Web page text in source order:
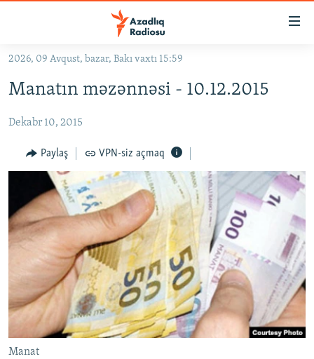
Əsas
qayıt
naviqasiyaya
Axtarışa
KORRUPSIOMETR
#ƏSLINDƏ
FƏRQƏ BAX
QANUNI DOĞRU
ARAŞDIRMA
MULTIMEDIA
VIDEO
FOTOQALEREYA
İNFOQRAFIKA
KARIKATURA
RADIO ARXIV
OXU ZALI
AZƏRBAYCAN ƏDƏBIYYATI KITABXANASI
İSLAM VƏ DEMOKRATIYA
HAQQIMIZDA
MISSIYAMIZ
PEŞƏ ETIKASI VƏ JURNALISTIKA STANDARTLARIMIZ
BIZI IZLƏ
2026, 09 Avqust, bazar, Bakı vaxtı 15:59
Manatın məzənnəsi - 10.12.2015
Dekabr 10, 2015
Paylaş VPN-siz açmaq
Manat